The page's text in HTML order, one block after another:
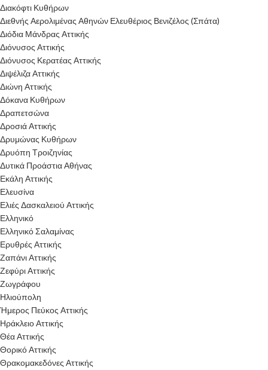
Διακόφτι Κυθήρων
Διεθνής Αερολιμένας Αθηνών Ελευθέριος Βενιζέλος (Σπάτα)
Διόδια Μάνδρας Αττικής
Διόνυσος Αττικής
Διόνυσος Κερατέας Αττικής
Διψέλιζα Αττικής
Διώνη Αττικής
Δόκανα Κυθήρων
Δραπετσώνα
Δροσιά Αττικής
Δρυμώνας Κυθήρων
Δρυόπη Τροιζηνίας
Δυτικά Προάστια Αθήνας
Εκάλη Αττικής
Ελευσίνα
Ελιές Δασκαλειού Αττικής
Ελληνικό
Ελληνικό Σαλαμίνας
Ερυθρές Αττικής
Ζαπάνι Αττικής
Ζεφύρι Αττικής
Ζωγράφου
Ηλιούπολη
Ήμερος Πεύκος Αττικής
Ηράκλειο Αττικής
Θέα Αττικής
Θορικό Αττικής
Θρακομακεδόνες Αττικής